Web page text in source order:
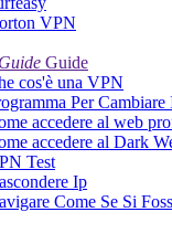
VPN
Guide
cos'è una VPN
Per Cambiare
accedere al web
accedere al Dark
Test
Ip
Come Se Si